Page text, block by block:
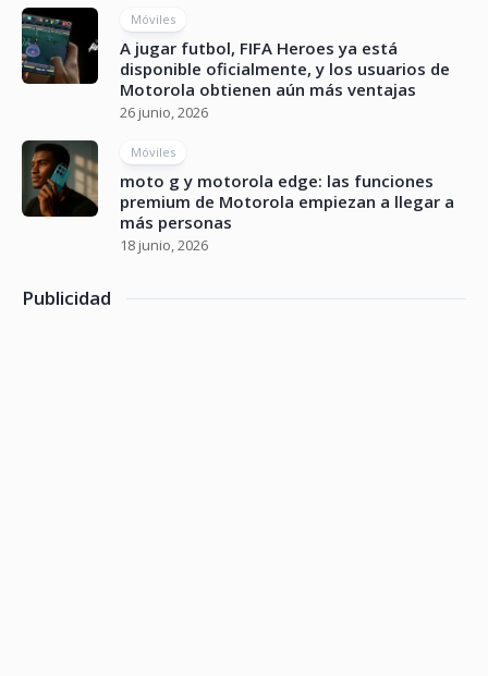
Móviles
A jugar futbol, FIFA Heroes ya está
disponible oficialmente, y los usuarios de
Motorola obtienen aún más ventajas
26 junio, 2026
Móviles
moto g y motorola edge: las funciones
premium de Motorola empiezan a llegar a
más personas
18 junio, 2026
Publicidad